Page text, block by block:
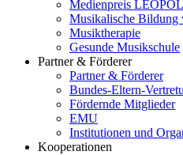
Medienpreis
Musikalische Bildung
Musiktherapie
Gesunde Musikschule
Partner & Förderer
Partner & Förderer
Bundes-Eltern-
Fördernde Mitglieder
EMU
Institutionen und
Kooperationen